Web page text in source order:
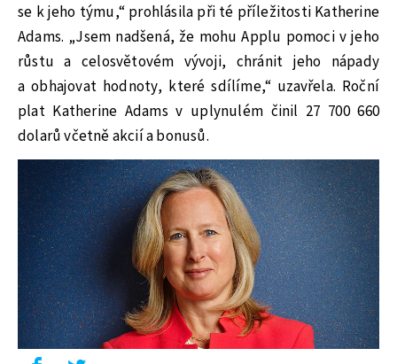
se k jeho týmu,“ prohlásila při té příležitosti Katherine
Adams. „Jsem nadšená, že mohu Applu pomoci v jeho
růstu a celosvětovém vývoji, chránit jeho nápady
a obhajovat hodnoty, které sdílíme,“ uzavřela. Roční
plat Katherine Adams v uplynulém činil 27 700 660
dolarů včetně akcií a bonusů.